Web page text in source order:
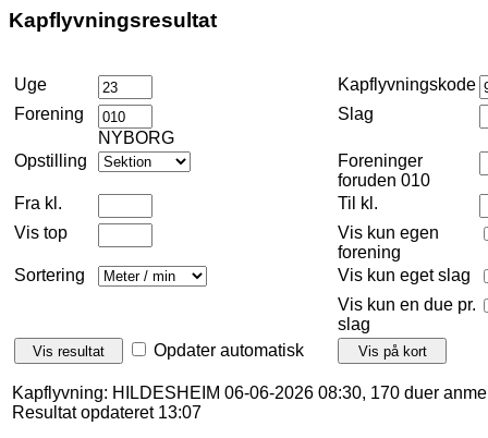
Kapflyvningsresultat
Uge
Kapflyvningskode
Forening
NYBORG
Slag
Opstilling
Foreninger
foruden 010
Fra kl.
Til kl.
Vis top
Vis kun egen
forening
Sortering
Vis kun eget slag
Vis kun en due pr.
slag
Opdater automatisk
Kapflyvning: HILDESHEIM 06-06-2026 08:30, 170 duer
Resultat opdateret 13:07